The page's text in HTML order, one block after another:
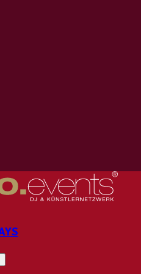
Mit Stil!
Und Genießen Im Hotel
Gestellte Fragen